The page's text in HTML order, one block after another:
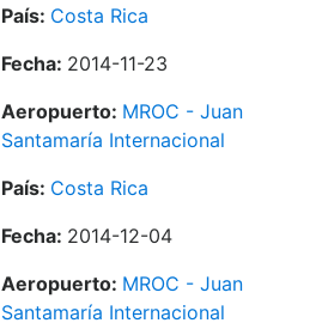
País: Costa Rica
Fecha: 2014-11-23
Aeropuerto: MROC - Juan
Santamaría Internacional
País: Costa Rica
Fecha: 2014-12-04
Aeropuerto: MROC - Juan
Santamaría Internacional